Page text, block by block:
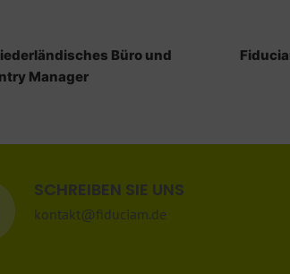
Büro und
Manager
SCHREIBEN SIE UNS
kontakt@fiduciam.de